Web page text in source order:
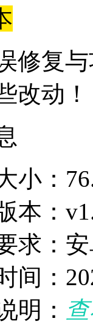
修复
改动！
小：
本：
求：
间：
明：